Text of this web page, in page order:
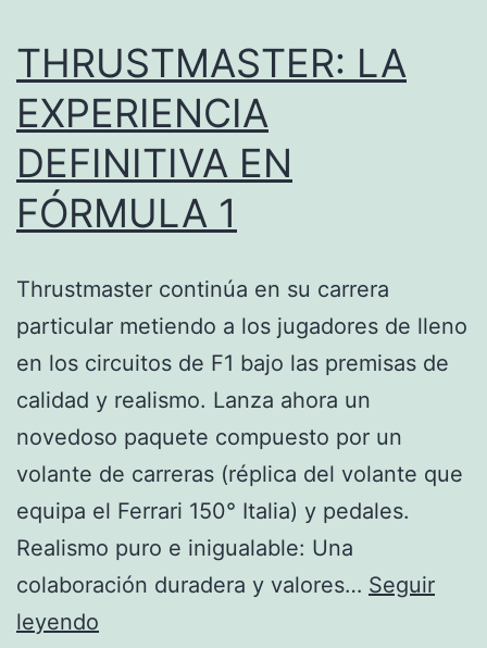
THRUSTMASTER: LA
EXPERIENCIA
DEFINITIVA EN
FÓRMULA 1
Thrustmaster continúa en su carrera
particular metiendo a los jugadores de lleno
en los circuitos de F1 bajo las premisas de
calidad y realismo. Lanza ahora un
novedoso paquete compuesto por un
volante de carreras (réplica del volante que
equipa el Ferrari 150° Italia) y pedales.
Realismo puro e inigualable: Una
colaboración duradera y valores… Seguir
leyendo